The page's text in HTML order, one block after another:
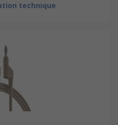
technique